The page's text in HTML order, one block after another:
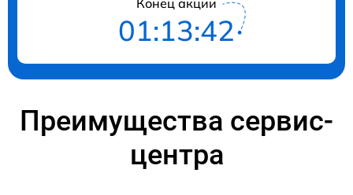
Конец акции
01:13:42
Преимущества сервис-
центра